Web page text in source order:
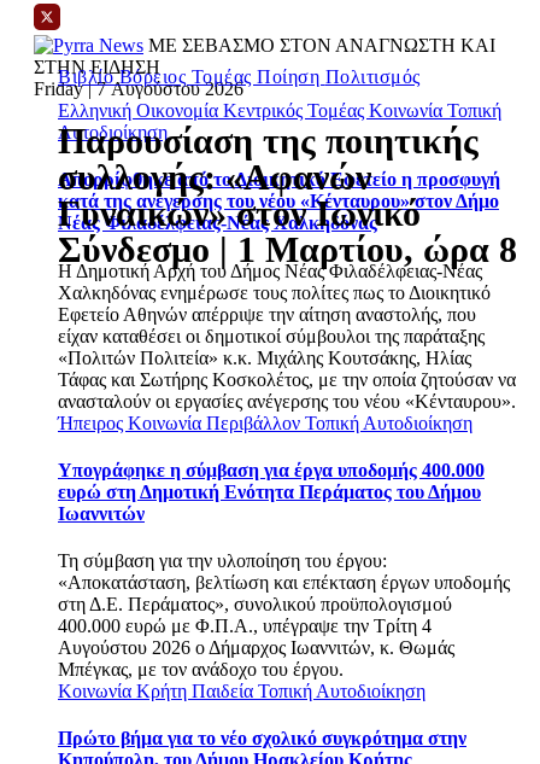
ΜΕ ΣΕΒΑΣΜΟ ΣΤΟΝ ΑΝΑΓΝΩΣΤΗ ΚΑΙ
ΣΤΗΝ ΕΙΔΗΣΗ
Friday | 7 Αυγούστου 2026
Ελληνική Οικονομία Κεντρικός Τομέας Κοινωνία Τοπική
Αυτοδιοίκηση
Απορρίφθηκε από το Διοικητικό Εφετείο η προσφυγή
κατά της ανέγερσης του νέου «Κένταυρου» στον Δήμο
Νέας Φιλαδέλφειας-Νέας Χαλκηδόνας
Η Δημοτική Αρχή του Δήμος Νέας Φιλαδέλφειας-Νέας
Χαλκηδόνας ενημέρωσε τους πολίτες πως το Διοικητικό
Εφετείο Αθηνών απέρριψε την αίτηση αναστολής, που
είχαν καταθέσει οι δημοτικοί σύμβουλοι της παράταξης
«Πολιτών Πολιτεία» κ.κ. Μιχάλης Κουτσάκης, Ηλίας
Τάφας και Σωτήρης Κοσκολέτος, με την οποία ζητούσαν να
ανασταλούν οι εργασίες ανέγερσης του νέου «Κένταυρου».
Ήπειρος Κοινωνία Περιβάλλον Τοπική Αυτοδιοίκηση
Υπογράφηκε η σύμβαση για έργα υποδομής 400.000
ευρώ στη Δημοτική Ενότητα Περάματος του Δήμου
Ιωαννιτών
Τη σύμβαση για την υλοποίηση του έργου:
«Αποκατάσταση, βελτίωση και επέκταση έργων υποδομής
στη Δ.Ε. Περάματος», συνολικού προϋπολογισμού
400.000 ευρώ με Φ.Π.Α., υπέγραψε την Τρίτη 4
Αυγούστου 2026 ο Δήμαρχος Ιωαννιτών, κ. Θωμάς
Μπέγκας, με τον ανάδοχο του έργου.
Κοινωνία Κρήτη Παιδεία Τοπική Αυτοδιοίκηση
Πρώτο βήμα για το νέο σχολικό συγκρότημα στην
ΒιβλίοΒόρειος Τομέας Ποίηση Πολιτισμός
Παρουσίαση της ποιητικής
συλλογής: «Αφανών
Γυναικών» στον Ιωνικό
Σύνδεσμο | 1 Μαρτίου, ώρα 8